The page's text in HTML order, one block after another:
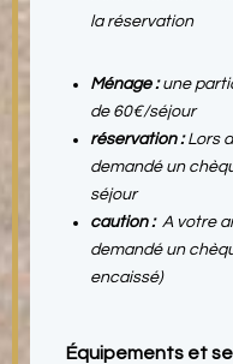
la réservation
Ménage :une
de 60€/séjour
réservation :Lors
demandé un
séjour
caution :A votre
demandé un
encaissé)
Équipements et